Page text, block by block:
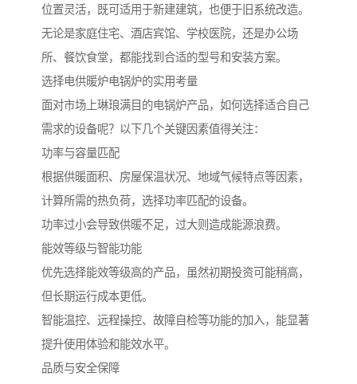
位置灵活，既可适用于新建建筑，也便于旧系统改造。
无论是家庭住宅、酒店宾馆、学校医院，还是办公场
所、餐饮食堂，都能找到合适的型号和安装方案。
选择电供暖炉电锅炉的实用考量
面对市场上琳琅满目的电锅炉产品，如何选择适合自己
需求的设备呢？以下几个关键因素值得关注：
功率与容量匹配
根据供暖面积、房屋保温状况、地域气候特点等因素，
计算所需的热负荷，选择功率匹配的设备。
功率过小会导致供暖不足，过大则造成能源浪费。
能效等级与智能功能
优先选择能效等级高的产品，虽然初期投资可能稍高，
但长期运行成本更低。
智能温控、远程操控、故障自检等功能的加入，能显著
提升使用体验和能效水平。
品质与安全保障